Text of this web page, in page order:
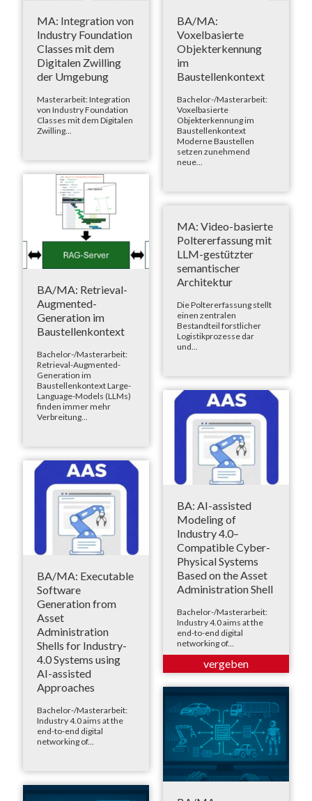
MA: Integration von
Industry Foundation
Classes mit dem
Digitalen Zwilling
der Umgebung
Masterarbeit: Integration
von Industry Foundation
Classes mit dem Digitalen
Zwilling...
BA/MA:
Voxelbasierte
Objekterkennung
im
Baustellenkontext
Bachelor-/Masterarbeit:
Voxelbasierte
Objekterkennung im
Baustellenkontext
Moderne Baustellen
setzen zunehmend
neue...
BA/MA: Retrieval-
Augmented-
Generation im
Baustellenkontext
Bachelor-/Masterarbeit:
Retrieval-Augmented-
Generation im
Baustellenkontext Large-
Language-Models (LLMs)
finden immer mehr
Verbreitung...
MA: Video-basierte
Poltererfassung mit
LLM-gestützter
semantischer
Architektur
Die Poltererfassung stellt
einen zentralen
Bestandteil forstlicher
Logistikprozesse dar
und...
BA: AI-assisted
Modeling of
Industry 4.0–
Compatible Cyber-
Physical Systems
Based on the Asset
Administration Shell
Bachelor-/Masterarbeit:
Industry 4.0 aims at the
end-to-end digital
networking of...
BA/MA: Executable
Software
Generation from
Asset
Administration
Shells for Industry-
4.0 Systems using
AI-assisted
Approaches
Bachelor-/Masterarbeit:
Industry 4.0 aims at the
end-to-end digital
networking of...